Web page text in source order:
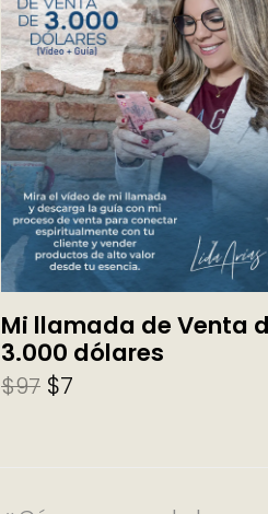
SELECCIONAR OPCIONES
Mi llamada de Venta
3.000 dólares
$97 $7